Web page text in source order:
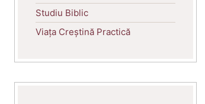
Studiu Biblic
Viața Creștină Practică